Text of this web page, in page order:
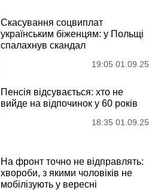
Скасування соцвиплат
українським біженцям: у Польщі
спалахнув скандал
19:05 01.09.25
Пенсія відсувається: хто не
вийде на відпочинок у 60 років
18:35 01.09.25
На фронт точно не відправлять:
хвороби, з якими чоловіків не
мобілізують у вересні